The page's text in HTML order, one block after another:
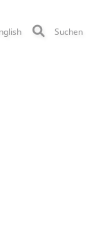
Suchen